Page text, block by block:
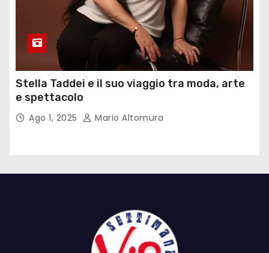
Stella Taddei e il suo viaggio tra moda, arte
e spettacolo
Ago 1, 2025 Mario Altomura